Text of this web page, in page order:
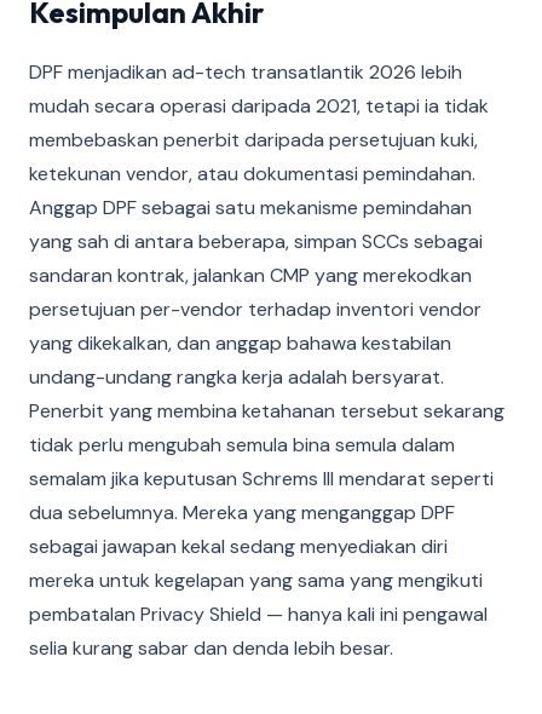
Kesimpulan Akhir
DPF menjadikan ad-tech transatlantik 2026 lebih
mudah secara operasi daripada 2021, tetapi ia tidak
membebaskan penerbit daripada persetujuan kuki,
ketekunan vendor, atau dokumentasi pemindahan.
Anggap DPF sebagai satu mekanisme pemindahan
yang sah di antara beberapa, simpan SCCs sebagai
sandaran kontrak, jalankan CMP yang merekodkan
persetujuan per-vendor terhadap inventori vendor
yang dikekalkan, dan anggap bahawa kestabilan
undang-undang rangka kerja adalah bersyarat.
Penerbit yang membina ketahanan tersebut sekarang
tidak perlu mengubah semula bina semula dalam
semalam jika keputusan Schrems III mendarat seperti
dua sebelumnya. Mereka yang menganggap DPF
sebagai jawapan kekal sedang menyediakan diri
mereka untuk kegelapan yang sama yang mengikuti
pembatalan Privacy Shield — hanya kali ini pengawal
selia kurang sabar dan denda lebih besar.